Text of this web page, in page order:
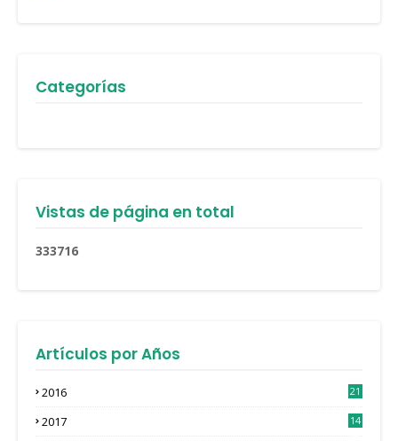
Categorías
Vistas de página en total
333716
Artículos por Años
2016
21
2017
14